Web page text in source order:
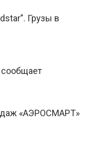
Грузы в
«АЭРОСМАРТ»